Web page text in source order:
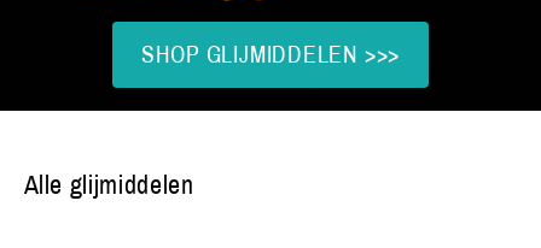
SHOP GLIJMIDDELEN >>>
Alle glijmiddelen